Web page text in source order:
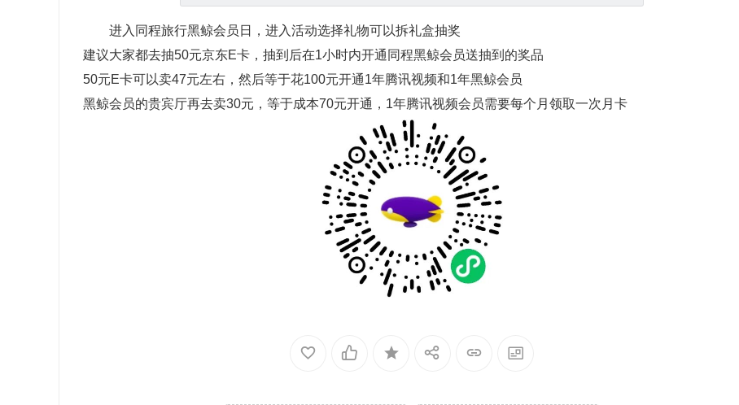
进入同程旅行黑鲸会员日，进入活动选择礼物可以拆礼盒抽奖
建议大家都去抽50元京东E卡，抽到后在1小时内开通同程黑鲸会员送抽到的奖品
50元E卡可以卖47元左右，然后等于花100元开通1年腾讯视频和1年黑鲸会员
黑鲸会员的贵宾厅再去卖30元，等于成本70元开通，1年腾讯视频会员需要每个月领取一次月卡